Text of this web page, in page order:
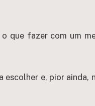
que fazer com um
escolher e, pior ainda,